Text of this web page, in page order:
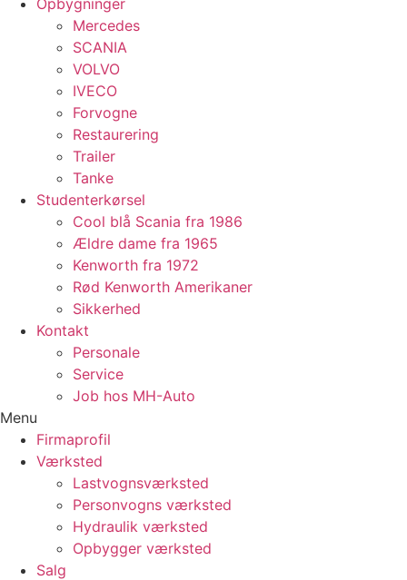
Opbygninger
Mercedes
SCANIA
VOLVO
IVECO
Forvogne
Restaurering
Trailer
Tanke
Studenterkørsel
Cool blå Scania fra 1986
Ældre dame fra 1965
Kenworth fra 1972
Rød Kenworth Amerikaner
Sikkerhed
Kontakt
Personale
Service
Job hos MH-Auto
Menu
Firmaprofil
Værksted
Lastvognsværksted
Personvogns værksted
Hydraulik værksted
Opbygger værksted
Salg